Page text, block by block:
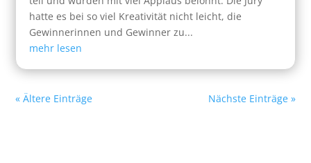
hatte es bei so viel Kreativität nicht leicht, die
Gewinnerinnen und Gewinner zu...
mehr lesen
« Ältere Einträge Nächste Einträge »